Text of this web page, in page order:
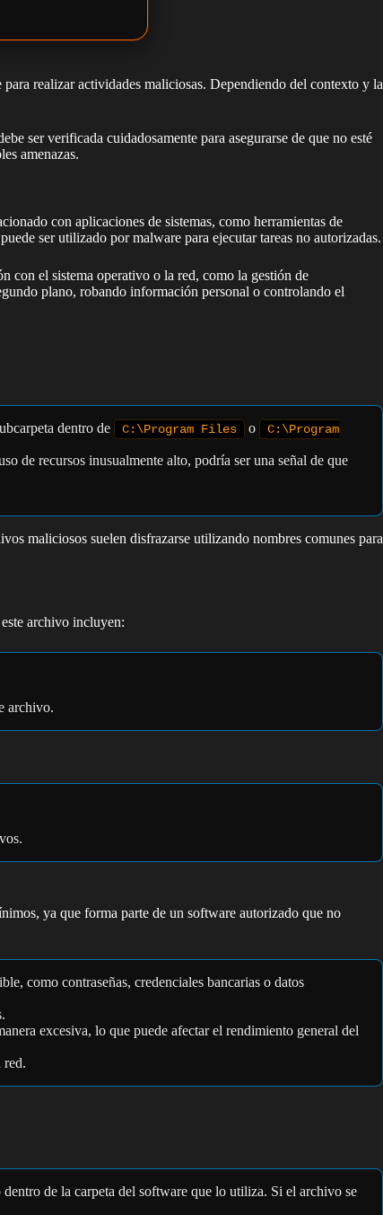
realizar actividades maliciosas. Dependiendo del contexto y la
ser verificada cuidadosamente para asegurarse de que no esté
amenazas.
con aplicaciones de sistemas, como herramientas de
ser utilizado por malware para ejecutar tareas no autorizadas.
con el sistema operativo o la red, como la gestión de
plano, robando información personal o controlando el
dentro de C:\Program Files o
C:\Program
de recursos inusualmente alto, podría ser una señal de que
maliciosos suelen disfrazarse utilizando nombres comunes para
archivo incluyen:
archivo.
ya que forma parte de un software autorizado que no
como contraseñas, credenciales bancarias o datos
excesiva, lo que puede afectar el rendimiento general del
red.
dentro de la carpeta del software que lo utiliza. Si el archivo se